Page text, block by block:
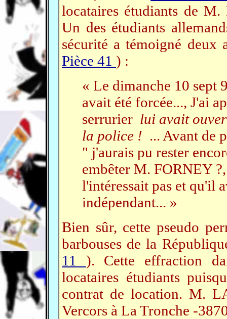
locataires étudiants de
Un des étudiants
sécurité a témoigné deux
Pièce 41 ) :
« Le dimanche 10 sept
avait été forcée..., J'ai
serrurier lui avait
la police ! ... Avant de
" j'aurais pu rester
embêter M. FORNEY
l'intéressait pas et qu'il
indépendant... »
Bien sûr, cette pseudo
barbouses de la
11 ). Cette effraction
locataires étudiants
contrat de location. M.
Vercors à La Tronche -